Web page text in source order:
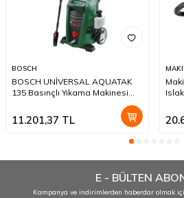
BOSCH
BOSCH UNİVERSAL AQUATAK
135 Basınçlı Yıkama Makinesi
11.201,37 TL
E - BÜLTEN
Kampanya ve indirimlerden haberdar olmak